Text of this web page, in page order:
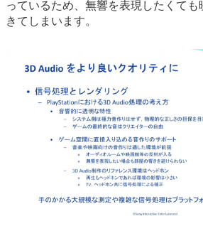
っているため、無響を表現したくて
きてしまいます。